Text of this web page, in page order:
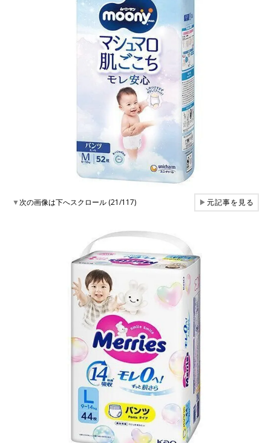
▼次の画像は下へスクロール (21/117) ▶元記事を見る